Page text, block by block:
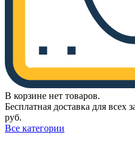
В корзине нет товаров.
Бесплатная доставка для всех
руб.
Все категории